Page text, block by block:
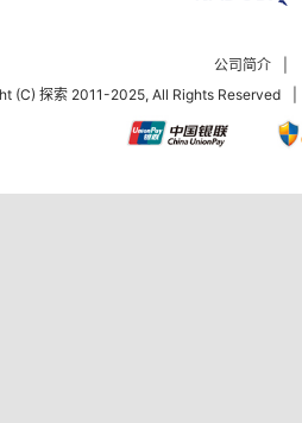
公司简介
(C) 探索 2011-2025, All Rights Reserved